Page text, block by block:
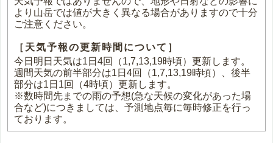
より山岳では値が大きく異なる場合がありますので十分
ご注意ください。
［天気予報の更新時間について］
今日明日天気は1日4回（1,7,13,19時頃）更新します。
週間天気の前半部分は1日4回（1,7,13,19時頃）、後半
部分は1日1回（4時頃）更新します。
※数時間先までの雨の予想(急な天候の変化があった場
合など)につきましては、予測地点毎に毎時修正を行っ
ております。